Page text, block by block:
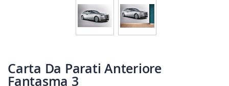
Carta Da Parati Anteriore
Fantasma 3